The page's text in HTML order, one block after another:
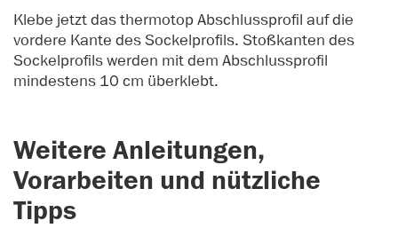
Klebe jetzt das thermotop Abschlussprofil auf die
vordere Kante des Sockelprofils. Stoßkanten des
Sockelprofils werden mit dem Abschlussprofil
mindestens 10 cm überklebt.
Weitere Anleitungen,
Vorarbeiten und nützliche
Tipps